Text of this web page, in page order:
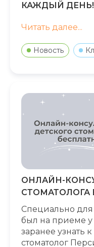
КАЖДЫЙ ДЕНЬ!
Читать далее...
Новость
ОНЛАЙН-
СТОМАТОЛОГА
Специально
был на приеме у
заранее узнать
стоматолог